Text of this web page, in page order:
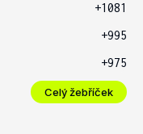
+1081
+995
+975
Celý žebříček